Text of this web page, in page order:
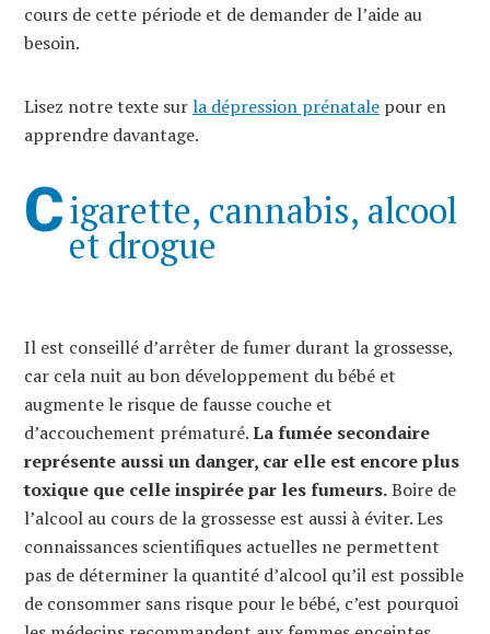
cours de cette période et de demander de l’aide au
besoin.
Lisez notre texte surla dépression prénatale pour en
apprendre davantage.
Cigarette, cannabis, alcool
et drogue
Il est conseillé d’arrêter de fumer durant la grossesse,
car cela nuit au bon développement du bébé et
augmente le risque de fausse couche et
d’accouchement prématuré.La fumée secondaire
représente aussi un danger, car elle est encore plus
toxique que celle inspirée par les fumeurs.Boire de
l’alcool au cours de la grossesse est aussi à éviter. Les
connaissances scientifiques actuelles ne permettent
pas de déterminer la quantité d’alcool qu’il est possible
de consommer sans risque pour le bébé, c’est pourquoi